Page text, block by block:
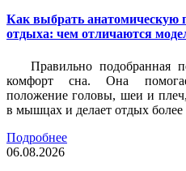
Как выбрать анатомическую
отдыха: чем отличаются
Правильно подобранная
комфорт сна. Она
положение головы, шеи и
в мышцах и делает отдых
Подробнее
06.08.2026